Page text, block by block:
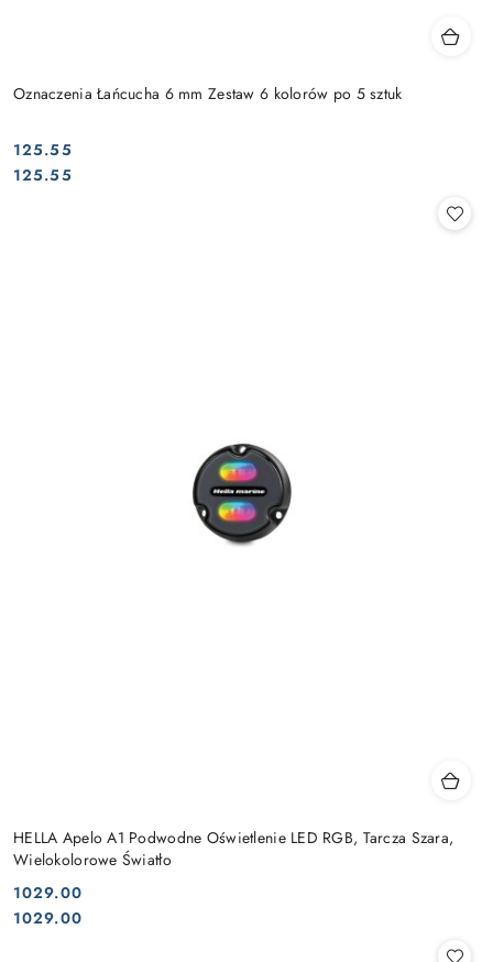
Oznaczenia Łańcucha 6 mm Zestaw 6 kolorów po 5 sztuk
Cena:
125.55
Cena:
125.55
HELLA Apelo A1 Podwodne Oświetlenie LED RGB, Tarcza Szara,
Wielokolorowe Światło
Cena:
1029.00
Cena:
1029.00